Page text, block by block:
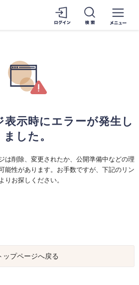
示時にエラーが発生し
ました。
は削除、変更されたか、公開準備中などの理
能性があります。お手数ですが、下記のリン
りお探しください。
ップページへ戻る